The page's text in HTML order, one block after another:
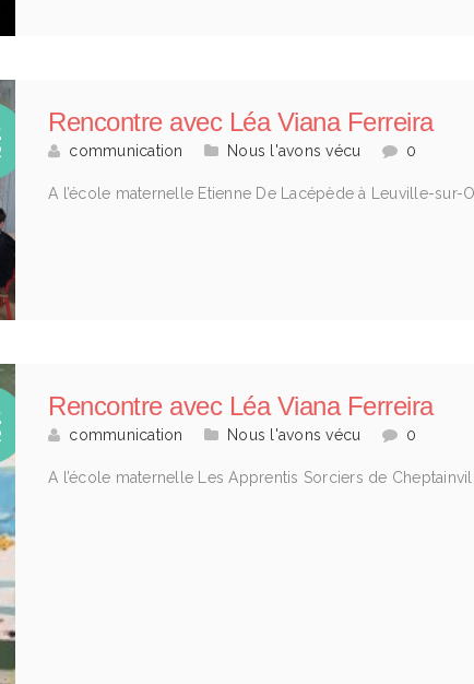
Rencontre avec Léa Viana Ferreira
communication Nous l'avons vécu 0
A l’école maternelle Etienne De Lacépède à Leuville-sur-
Rencontre avec Léa Viana Ferreira
communication Nous l'avons vécu 0
A l’école maternelle Les Apprentis Sorciers de